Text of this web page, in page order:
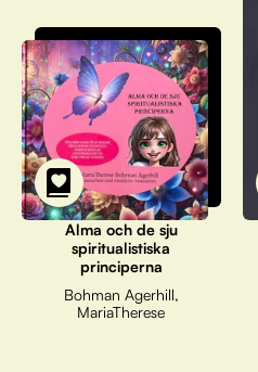
Alma och de sju
spiritualistiska
principerna
Bohman Agerhill,
MariaTherese